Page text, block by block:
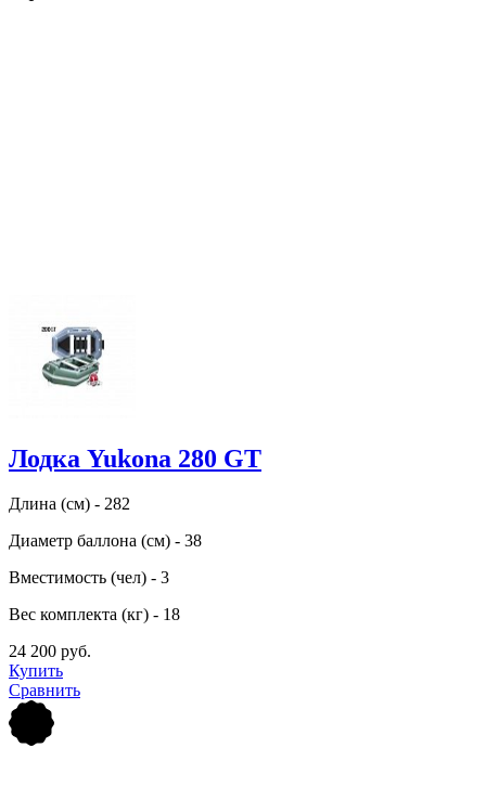
Лодка Yukona 280 GT
Длина (см) - 282
Диаметр баллона (см) - 38
Вместимость (чел) - 3
Вес комплекта (кг) - 18
24 200 руб.
Купить
Сравнить